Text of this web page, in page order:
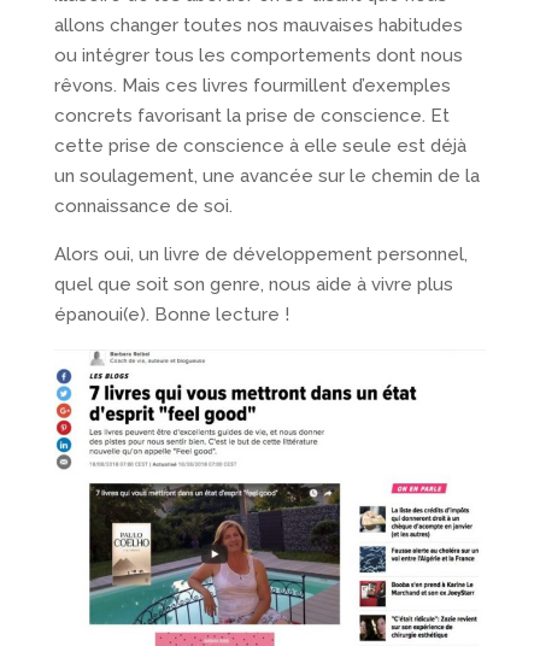
allons changer toutes nos mauvaises habitudes
ou intégrer tous les comportements dont nous
rêvons. Mais ces livres fourmillent d’exemples
concrets favorisant la prise de conscience. Et
cette prise de conscience à elle seule est déjà
un soulagement, une avancée sur le chemin de la
connaissance de soi.
Alors oui, un livre de développement personnel,
quel que soit son genre, nous aide à vivre plus
épanoui(e). Bonne lecture !